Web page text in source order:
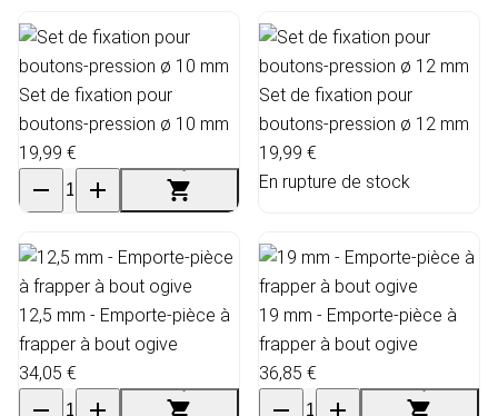
Set de fixation pour
boutons-pression ø 10 mm
19,99 €
Set de fixation pour
boutons-pression ø 12 mm
19,99 €
En rupture de stock
12,5 mm - Emporte-pièce à
frapper à bout ogive
34,05 €
19 mm - Emporte-pièce à
frapper à bout ogive
36,85 €